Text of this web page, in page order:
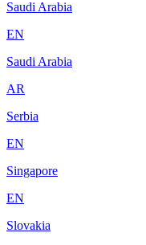
Saudi Arabia
EN
Saudi Arabia
AR
Serbia
EN
Singapore
EN
Slovakia